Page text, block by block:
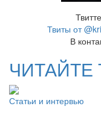
Твиты от
В
ЧИТАЙТЕ
Статьи и интервью